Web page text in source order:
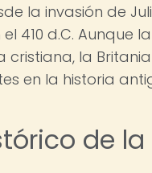
la invasión de
410 d.C.
cristiana, la
en la historia
de